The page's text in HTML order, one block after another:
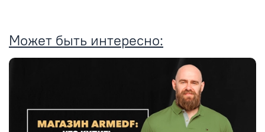
Может быть интересно: